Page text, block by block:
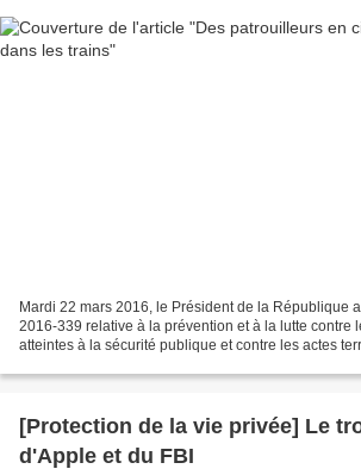
Mardi 22 mars 2016, le Président de la République
2016-339 relative à la prévention et à la lutte contre
atteintes à la sécurité publique et contre les actes
[Protection de la vie privée] Le
d'Apple et du FBI